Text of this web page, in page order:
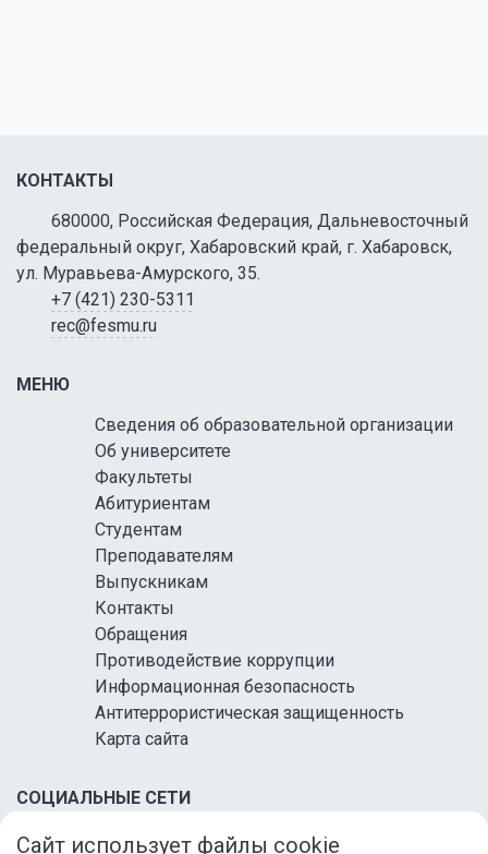
КОНТАКТЫ
680000, Российская Федерация, Дальневосточный
федеральный округ, Хабаровский край, г. Хабаровск,
ул. Муравьева-Амурского, 35.
+7 (421) 230-5311
rec@fesmu.ru
МЕНЮ
Сведения об образовательной организации
Об университете
Факультеты
Абитуриентам
Студентам
Преподавателям
Выпускникам
Контакты
Обращения
Противодействие коррупции
Информационная безопасность
Антитеррористическая защищенность
Карта сайта
СОЦИАЛЬНЫЕ СЕТИ
Сайт использует файлы cookie